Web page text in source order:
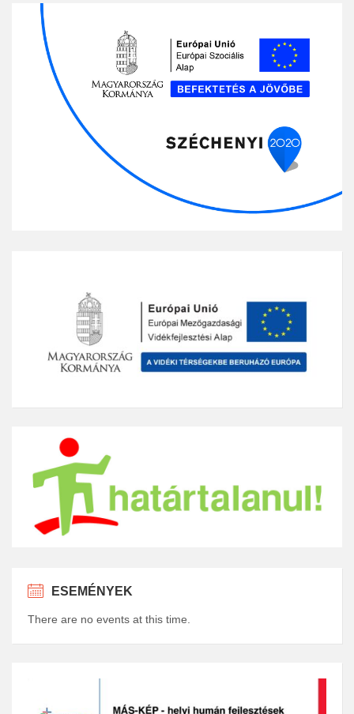
ESEMÉNYEK
There are no events at this time.